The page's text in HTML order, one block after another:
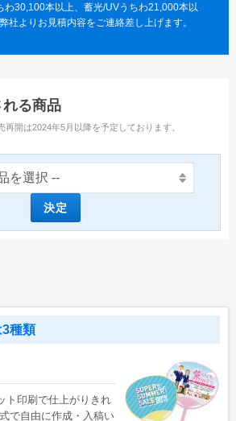
リジナル）
ズ）
ズ）
ーム
わ30,100本以上、蓄光/UVうちわ21,000本以
社よりお見積内容をご連絡差し上げます。
れる商品
開は2024年5月以降を予定しております。
決定
3種類
ト印刷で仕上がりきれ
で自由に作成・入稿い